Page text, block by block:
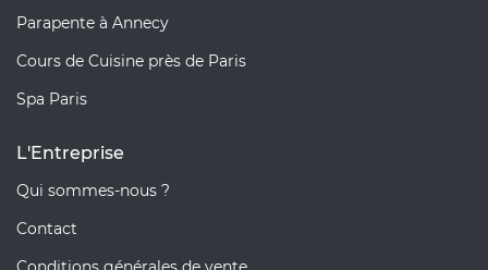
Parapente à Annecy
Cours de Cuisine près de Paris
Spa Paris
L'Entreprise
Qui sommes-nous ?
Contact